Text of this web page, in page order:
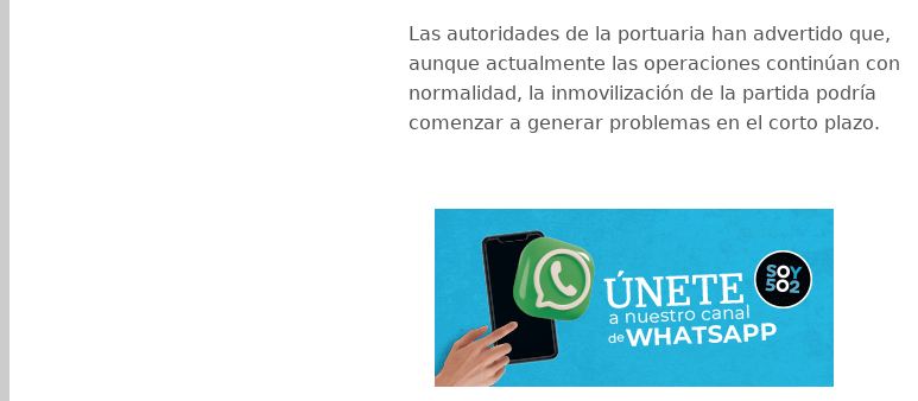
Las autoridades de la portuaria han advertido que,
aunque actualmente las operaciones continúan con
normalidad, la inmovilización de la partida podría
comenzar a generar problemas en el corto plazo.